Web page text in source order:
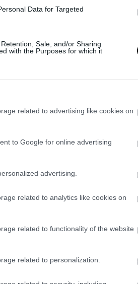
Data for Targeted
Sale, and/or Sharing
with the Purposes for which it
related to advertising like cookies on
to Google for online advertising
advertising.
related to analytics like cookies on
related to functionality of the website
related to personalization.
έχει επεξεργαστεί και
και πλήρως
την οποία και θα
ελεγχθούν όλοι, όσο ψηλά
που υπάρχουν στη
την απόφαση της Διάσκεψης
γίνει η αυριανή ψηφοφορία
επιλεγεί μια ψηφοφορία
καταγγέλλει μια τέτοια
στιγμή στην Ολομέλεια
όπως προβλέπεται.
υποστηρίξουμε την πρότασή